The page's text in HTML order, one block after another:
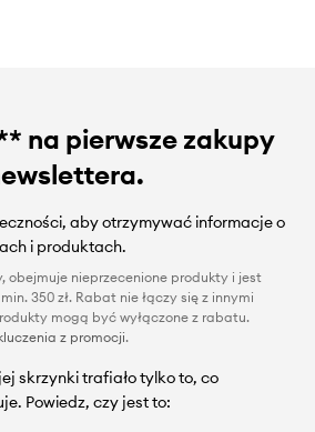
na pierwsze zakupy
aby otrzymywać informacje o
i produktach.
obejmuje nieprzecenione produkty i jest
350 zł. Rabat nie łączy się z innymi
mogą być wyłączone z rabatu.
z promocji.
skrzynki trafiało tylko to, co
Powiedz, czy jest to: